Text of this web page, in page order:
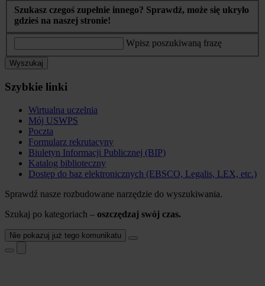
Szukasz czegoś zupełnie innego? Sprawdź, może się ukryło
gdzieś na naszej stronie!
Wpisz poszukiwaną frazę
Wyszukaj
Szybkie linki
Wirtualna uczelnia
Mój USWPS
Poczta
Formularz rekrutacyny
Biuletyn Informacji Publicznej (BIP)
Katalog biblioteczny
Dostęp do baz elektronicznych (EBSCO, Legalis, LEX, etc.)
Sprawdź nasze rozbudowane narzędzie do wyszukiwania.
Szukaj po kategoriach – oszczędzaj swój czas.
Nie pokazuj już tego komunikatu